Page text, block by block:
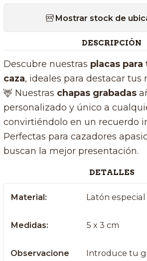
Mostrar stock de
DESCRIPCIÓN
Descubre nuestras placas
caza, ideales para destacar tus
🦌 Nuestras chapas grabadas
personalizado y único a
convirtiéndolo en un recuerdo
Perfectas para cazadores
buscan la mejor presentación.
DETALLES
Material: Latón especial
Medidas: 5 x 3 cm
Observacione
Introduce tu